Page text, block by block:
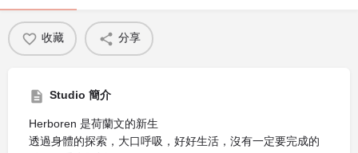
收藏 分享
Studio 簡介
Herboren 是荷蘭文的新生
透過身體的探索，大口呼吸，好好生活，沒有一定要完成的